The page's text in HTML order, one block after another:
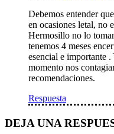
Debemos entender
en ocasiones letal, no
Hermosillo no lo
tenemos 4 meses
esencial e importante
momento nos
recomendaciones.
Respuesta
DEJA UNA